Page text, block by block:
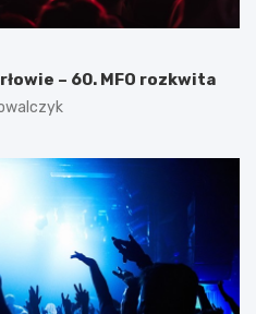
– 60. MFO rozkwita